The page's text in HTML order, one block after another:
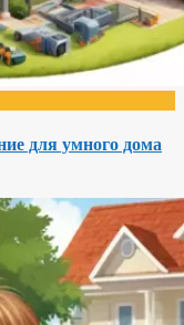
для умного дома